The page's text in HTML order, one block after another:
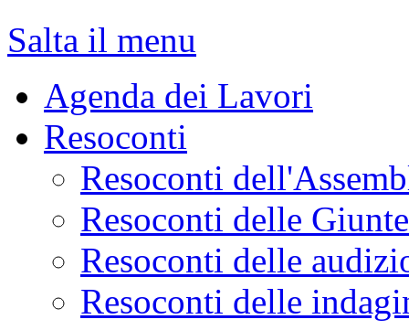
Salta il menu
Agenda dei Lavori
Resoconti
Resoconti
Resoconti delle
Resoconti delle
Resoconti delle